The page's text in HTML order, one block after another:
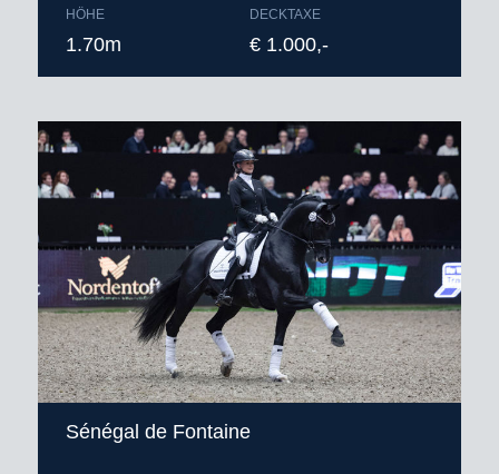
HÖHE
1.70m
DECKTAXE
€ 1.000,-
Sénégal de Fontaine